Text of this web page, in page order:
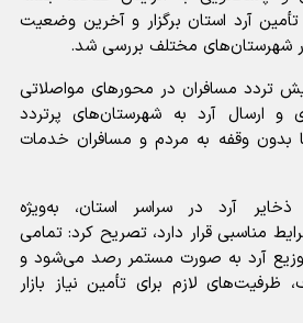
آرد استان برگزار و آخرین وضعیت
شهرستان‌های مختلف بررسی شد.
تردد مسافران در محورهای مواصلاتی
و ارسال آرد به شهرستان‌های پرتردد
بدون وقفه به مردم و مسافران خدمات
آرد در سراسر استان، به‌ویژه
مناسبی قرار دارد، تصریح کرد: تمامی
آرد به صورت مستمر رصد می‌شود و
لازم برای تأمین نیاز بازار